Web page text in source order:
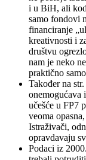
i u BiH, ali
samo fondovi
financiranje
kreativnosti i
društvu
nam je neko
praktično
Također na
onemogućava
učešće u FP7
veoma
Istraživači,
opravdavaju
Podaci iz